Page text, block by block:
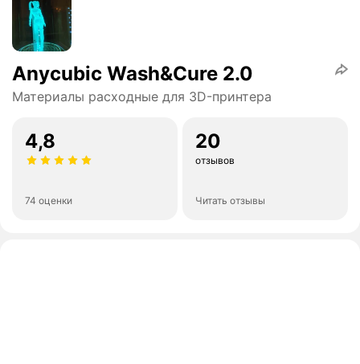
Anycubic Wash&Cure 2.0
Материалы расходные для 3D-принтера
4,8
74 оценки
20
отзывов
Читать отзывы